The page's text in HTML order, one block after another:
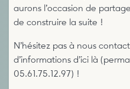
aurons l’occasion de
de construire la suite !
N’hésitez pas à nous
d’informations d’ici là
05.61.75.12.97) !